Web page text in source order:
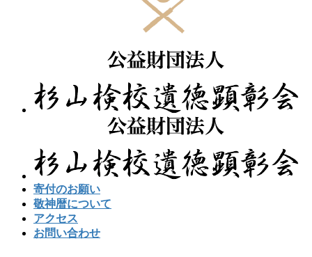
寄付のお願い
敬神暦について
アクセス
お問い合わせ